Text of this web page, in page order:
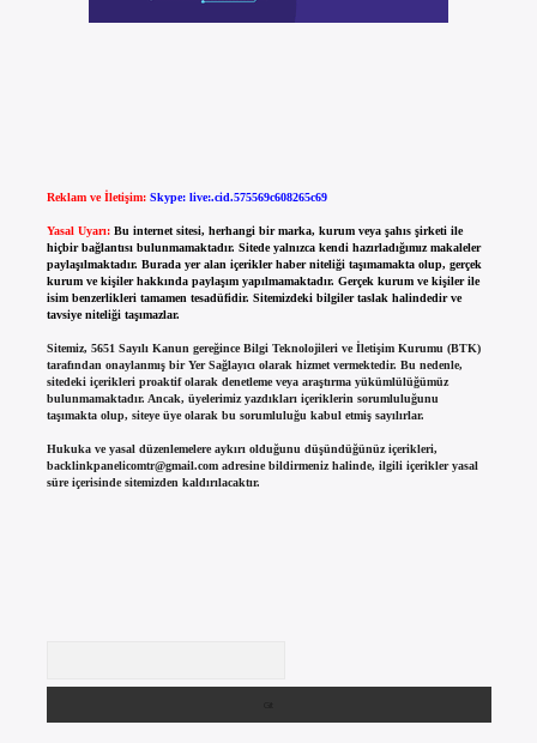
Reklam ve İletişim: Skype: live:.cid.575569c608265c69
Yasal Uyarı: Bu internet sitesi, herhangi bir marka, kurum veya şahıs şirketi ile
hiçbir bağlantısı bulunmamaktadır. Sitede yalnızca kendi hazırladığımız makaleler
paylaşılmaktadır. Burada yer alan içerikler haber niteliği taşımamakta olup, gerçek
kurum ve kişiler hakkında paylaşım yapılmamaktadır. Gerçek kurum ve kişiler ile
isim benzerlikleri tamamen tesadüfidir. Sitemizdeki bilgiler taslak halindedir ve
tavsiye niteliği taşımazlar.
Sitemiz, 5651 Sayılı Kanun gereğince Bilgi Teknolojileri ve İletişim Kurumu (BTK)
tarafından onaylanmış bir Yer Sağlayıcı olarak hizmet vermektedir. Bu nedenle,
sitedeki içerikleri proaktif olarak denetleme veya araştırma yükümlülüğümüz
bulunmamaktadır. Ancak, üyelerimiz yazdıkları içeriklerin sorumluluğunu
taşımakta olup, siteye üye olarak bu sorumluluğu kabul etmiş sayılırlar.
Hukuka ve yasal düzenlemelere aykırı olduğunu düşündüğünüz içerikleri,
backlinkpanelicomtr@gmail.comadresine bildirmeniz halinde, ilgili içerikler yasal
süre içerisinde sitemizden kaldırılacaktır.